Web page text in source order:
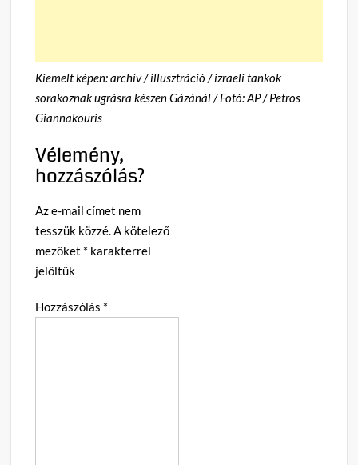
Kiemelt képen: archív / illusztráció / izraeli tankok
sorakoznak ugrásra készen Gázánál / Fotó: AP / Petros
Giannakouris
Vélemény,
hozzászólás?
Az e-mail címet nem
tesszük közzé.A kötelező
mezőket * karakterrel
jelöltük
Hozzászólás *